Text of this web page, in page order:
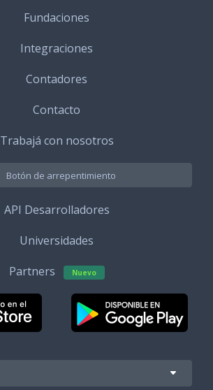
Fundaciones
Integraciones
Contadores
Contacto
Trabajá con nosotros
Botón de arrepentimiento
API Desarrolladores
Universidades
Partners
Nuevo